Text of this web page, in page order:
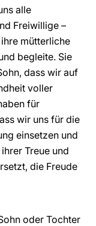
alle
Freiwillige –
mütterliche
begleite. Sie
dass wir auf
voller
für
wir uns für die
einsetzen und
Treue und
die Freude
oder Tochter